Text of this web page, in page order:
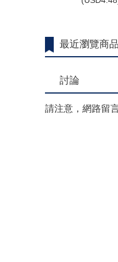
最近瀏覽商品
討論
請注意，網路留